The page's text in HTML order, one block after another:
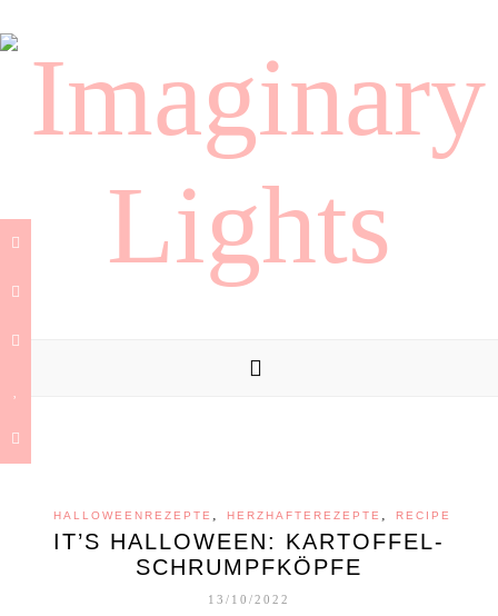
HALLOWEENREZEPTE , HERZHAFTEREZEPTE , RECIPE
IT’S HALLOWEEN: KARTOFFEL-
SCHRUMPFKÖPFE
13/10/2022